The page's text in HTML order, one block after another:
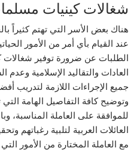
شغالات كينيات
هناك بعض الأسر التي تهتم كثيراً
عند القيام بأي أمر من الأمور
الطلبات عن ضرورة توفير شغالات
العادات والتقاليد الإسلامية وعدم
جميع الإجراءات اللازمة لتدريب
وتوضيح كافة التفاصيل الهامة
للموافقة على العاملة المناسبة،
العائلات العربية لتلبية رغباتهم
مع العاملة المختارة من الأمور